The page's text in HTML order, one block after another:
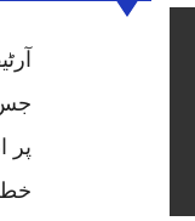
پر